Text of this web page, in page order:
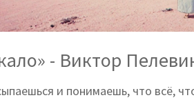
- Виктор
и понимаешь, что всё,